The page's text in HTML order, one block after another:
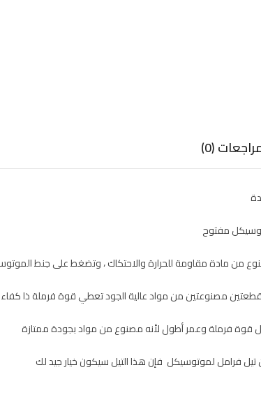
(0)
مفتوح
من مادة مقاومة للحرارة والاحتكاك ، وتضغط على جنط
مصنوعتين من مواد عالية الجود تعطي قوة فرملة ذا
قوة فرملة وعمر أطول لأنه مصنوع من مواد بجودة ممتازة
فرامل لموتوسيكل فإن هذا التيل سيكون خيار جيد لك